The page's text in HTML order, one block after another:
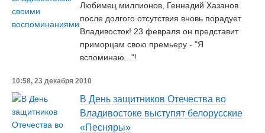
Любимец миллионов, Геннадий Хазанов
после долгого отсутствия вновь порадует
Владивосток! 23 февраля он представит
приморцам свою премьеру - "Я
вспоминаю..."!
10:58, 23 декабря 2010
В День защитников Отечества во
Владивостоке выступят белорусские
«Песняры»